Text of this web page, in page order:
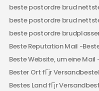
beste postordre brud
beste postordre brud
beste postordre
Beste Reputation Mail -
Beste Website, um eine
Bester Ort fГјr
Bestes Land fГјr